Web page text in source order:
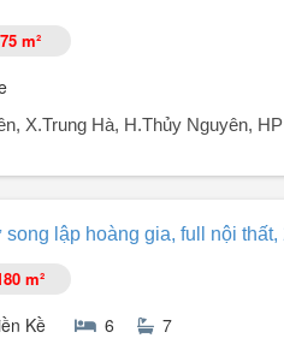
thuận tiện
75 m²
X.Trung Hà, H.Thủy Nguyên, HP
có thang máy, điều hòa, gần
đằng sau là công viên và trạm
lập hoàng gia, full nội thất,
m²
Kề 6 7